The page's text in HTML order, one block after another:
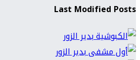
Last Modified Posts